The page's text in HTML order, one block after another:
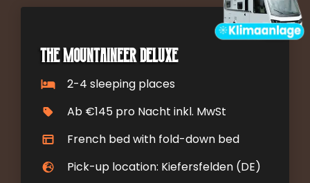
The Mountaineer DELUXE
2-4 sleeping places
Ab €145 pro Nacht inkl. MwSt
French bed with fold-down bed
Pick-up location: Kiefersfelden (DE)